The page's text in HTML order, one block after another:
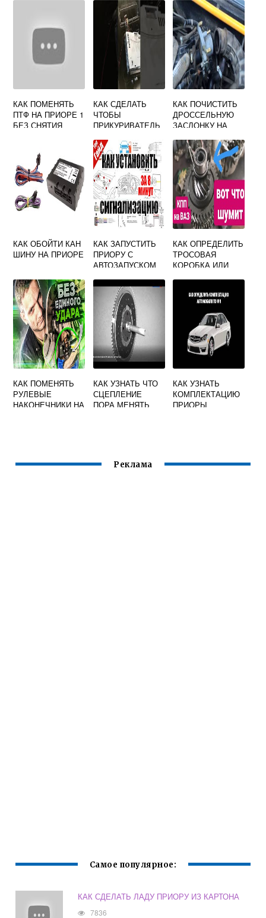
КАК ПОМЕНЯТЬ
ПТФ НА ПРИОРЕ 1
БЕЗ СНЯТИЯ
КАК СДЕЛАТЬ
ЧТОБЫ
ПРИКУРИВАТЕЛЬ
ЗАЖИГАНИЯ ЛАДА
ГРАНТА
КАК ПОЧИСТИТЬ
ДРОССЕЛЬНУЮ
ЗАСЛОНКУ НА
КЛАПАНОВ
КАК ОБОЙТИ КАН
ШИНУ НА ПРИОРЕ
КАК ЗАПУСТИТЬ
ПРИОРУ С
АВТОЗАПУСКОМ
КАК ОПРЕДЕЛИТЬ
ТРОСОВАЯ
КОРОБКА ИЛИ
КАК ПОМЕНЯТЬ
РУЛЕВЫЕ
НАКОНЕЧНИКИ НА
КАК УЗНАТЬ ЧТО
СЦЕПЛЕНИЕ
ПОРА МЕНЯТЬ
КАК УЗНАТЬ
КОМПЛЕКТАЦИЮ
ПРИОРЫ
Реклама
Самое популярное:
КАК СДЕЛАТЬ ЛАДУ ПРИОРУ ИЗ КАРТОНА
7836